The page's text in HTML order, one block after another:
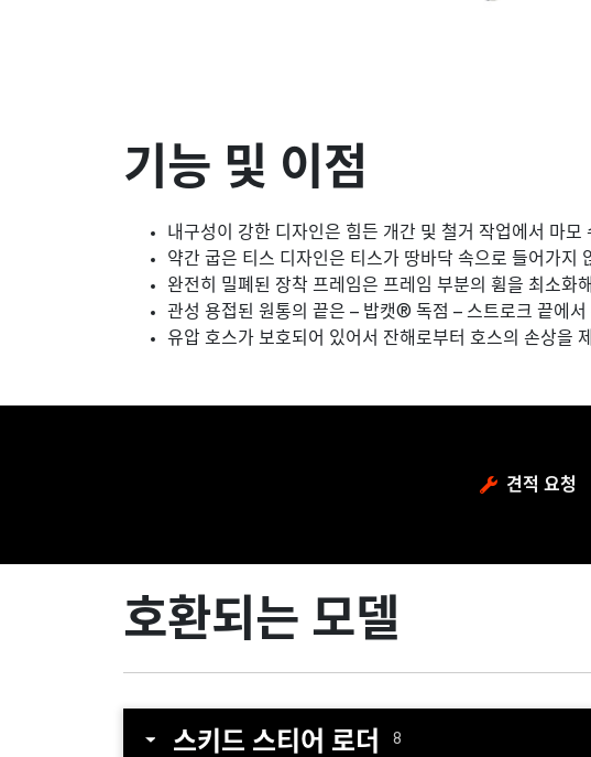
기능 및 이점
내구성이 강한 디자인은 힘든 개간 및 철거 작업에서 마모
약간 굽은 티스 디자인은 티스가 땅바닥 속으로 들어가지
완전히 밀폐된 장착 프레임은 프레임 부분의 휨을 최소화
관성 용접된 원통의 끝은 – 밥캣® 독점 – 스트로크 끝에
유압 호스가 보호되어 있어서 잔해로부터 호스의 손상을
견적 요청
호환되는 모델
스키드 스티어 로더 8